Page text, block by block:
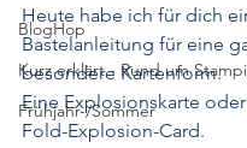
BlogHop
Kurz erklärt - Rund um
Frühjahr-/Sommer
Heute habe ich für dich
Bastelanleitung für eine
besondere Kartenform.
Eine Explosionskarte
Fold-Explosion-Card.